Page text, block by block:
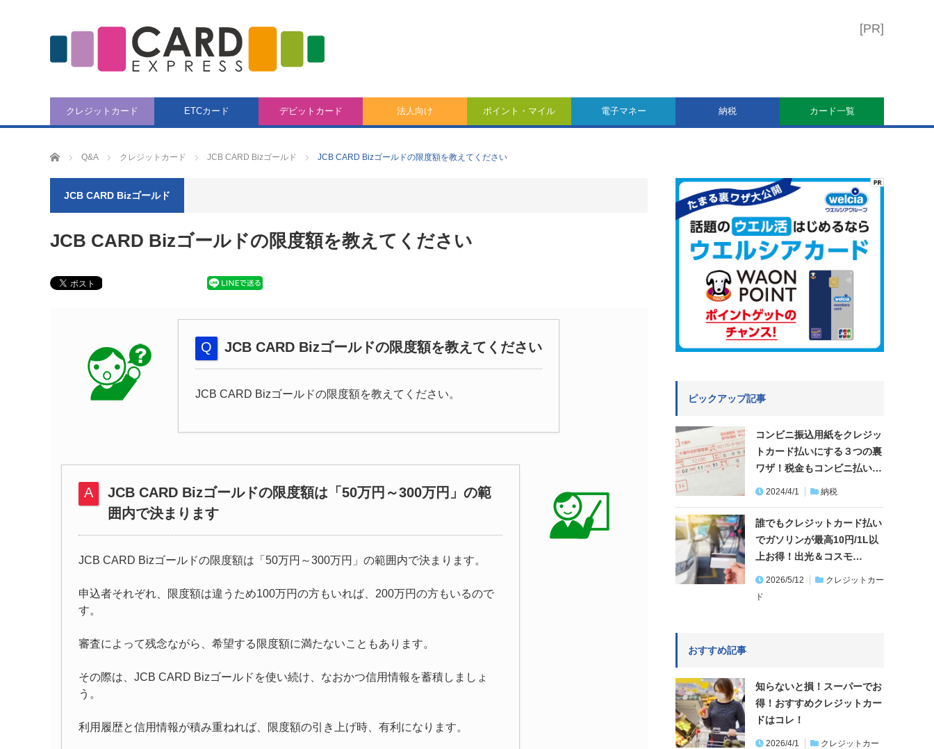
クレジットカード ETCカード デビットカード 法人向け ポイント・マイル 電子マネー 納税 カード一覧
CARD EXPRESS
Q&A クレジットカード JCB CARD Bizゴールド JCB CARD Bizゴールドの限度額を教えてください
JCB CARD Bizゴールド
JCB CARD Bizゴールドの限度額を教えてください
JCB CARD Bizゴールドの限度額を教えてください
JCB CARD Bizゴールドの限度額を教えてください。
JCB CARD Bizゴールドの限度額は「50万円～300万円」の範
囲内で決まります
JCB CARD Bizゴールドの限度額は「50万円～300万円」の範囲内で決まります。
申込者それぞれ、限度額は違うため100万円の方もいれば、200万円の方もいるので
す。
審査によって残念ながら、希望する限度額に満たないこともあります。
その際は、JCB CARD Bizゴールドを使い続け、なおかつ信用情報を蓄積しましょ
う。
利用履歴と信用情報が積み重ねれば、限度額の引き上げ時、有利になります。
ピックアップ記事
コンビニ振込用紙をクレジッ
トカード払いにする３つの裏
ワザ！税金もコンビニ払い…
2024/4/1 納税
誰でもクレジットカード払い
でガソリンが最高10円/1L以
上お得！出光＆コスモ…
2026/5/12
クレジットカー
ド
おすすめ記事
知らないと損！スーパーでお
得！おすすめクレジットカー
ドはコレ！
2026/4/1
クレジットカー